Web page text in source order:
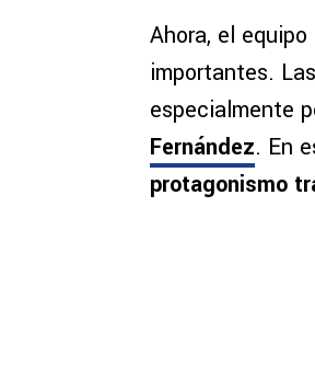
Ahora, el
importantes.
especialmente
Fernández. En
protagonismo